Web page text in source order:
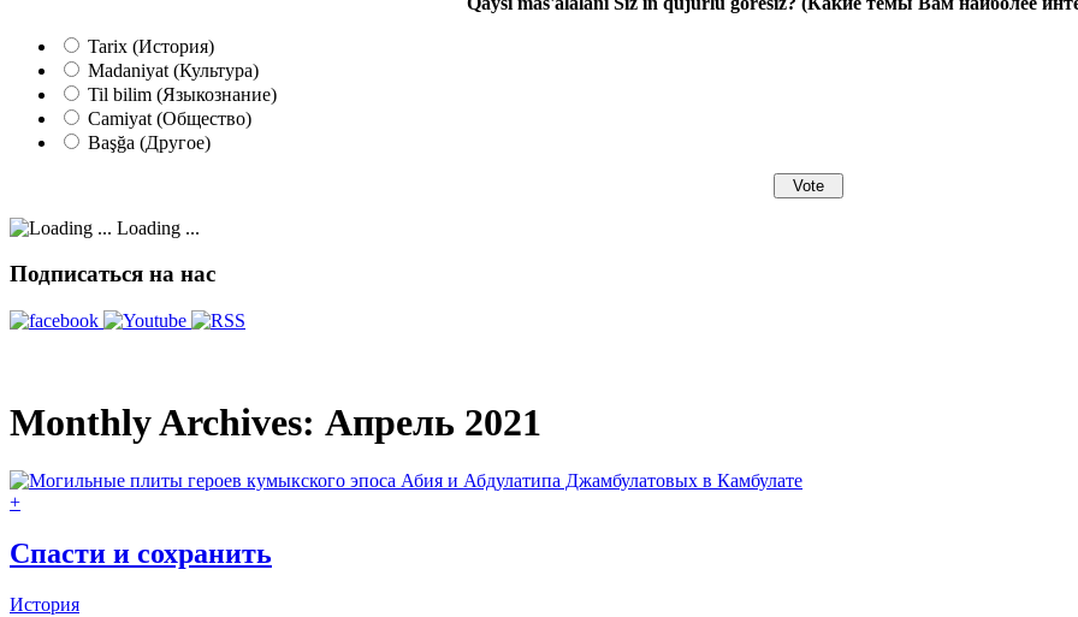
Tarix (История)
Madaniyat (Культура)
Til bilim (Языкознание)
Camiyat (Общество)
Başğa (Другое)
Loading ...
Подписаться на нас
Monthly Archives: Апрель 2021
+
Спасти и сохранить
История